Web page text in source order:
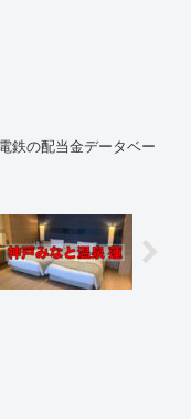
鉄の配当金データベー